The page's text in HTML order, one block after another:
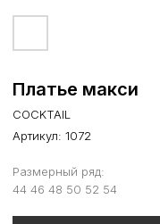
Платье макси
COCKTAIL
Артикул: 1072
Размерный ряд:
44 46 48 50 52 54